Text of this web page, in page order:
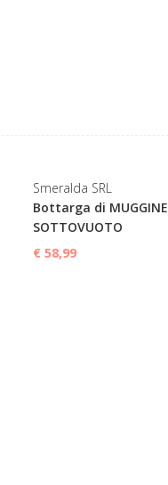
Smeralda SRL
Bottarga di MUGGINE
SOTTOVUOTO
€ 58,99